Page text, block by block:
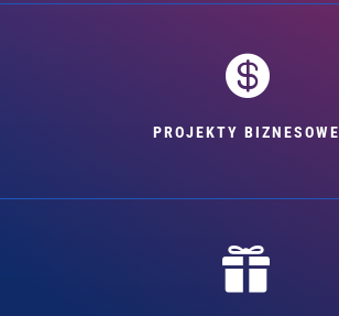

PROJEKTY BIZNESOWE
